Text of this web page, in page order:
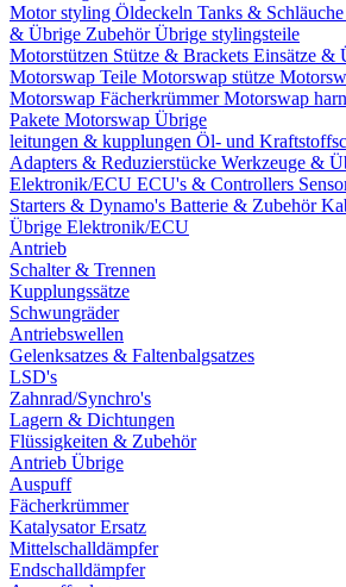
Motor styling Öldeckeln Tanks & Schläuche
& Übrige ZubehörÜbrige stylingsteile
Motorstützen Stütze & Brackets Einsätze &
Motorswap Teile Motorswap stütze
Motorswap FächerkrümmerMotorswap
Pakete Motorswap Übrige
leitungen & kupplungen Öl- und
Adapters & Reduzierstücke Werkzeuge &
Elektronik/ECU ECU's & Controllers
Starters & Dynamo's Batterie & Zubehör
Übrige Elektronik/ECU
Antrieb
Schalter & Trennen
Kupplungssätze
Schwungräder
Antriebswellen
Gelenksatzes & Faltenbalgsatzes
LSD's
Zahnrad/Synchro's
Lagern & Dichtungen
Flüssigkeiten & Zubehör
Antrieb Übrige
Auspuff
Fächerkrümmer
Katalysator Ersatz
Mittelschalldämpfer
Endschalldämpfer